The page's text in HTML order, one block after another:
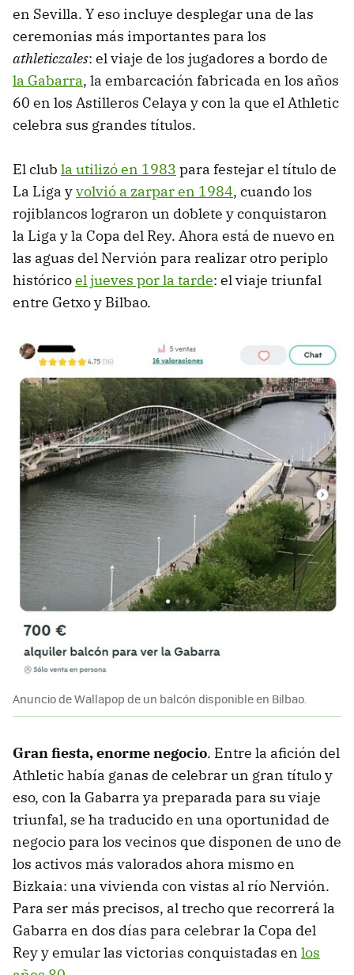
en Sevilla. Y eso incluye desplegar una de las
ceremonias más importantes para los
athleticzales: el viaje de los jugadores a bordo de
la Gabarra, la embarcación fabricada en los años
60 en los Astilleros Celaya y con la que el Athletic
celebra sus grandes títulos.
El club la utilizó en 1983 para festejar el título de
La Liga yvolvió a zarpar en 1984, cuando los
rojiblancos lograron un doblete y conquistaron
la Liga y la Copa del Rey. Ahora está de nuevo en
las aguas del Nervión para realizar otro periplo
históricoel jueves por la tarde: el viaje triunfal
entre Getxo y Bilbao.
Anuncio de Wallapop de un balcón disponible en Bilbao.
Gran fiesta, enorme negocio. Entre la afición del
Athletic había ganas de celebrar un gran título y
eso, con la Gabarra ya preparada para su viaje
triunfal, se ha traducido en una oportunidad de
negocio para los vecinos que disponen de uno de
los activos más valorados ahora mismo en
Bizkaia: una vivienda con vistas al río Nervión.
Para ser más precisos, al trecho que recorrerá la
Gabarra en dos días para celebrar la Copa del
Rey y emular las victorias conquistadas en los